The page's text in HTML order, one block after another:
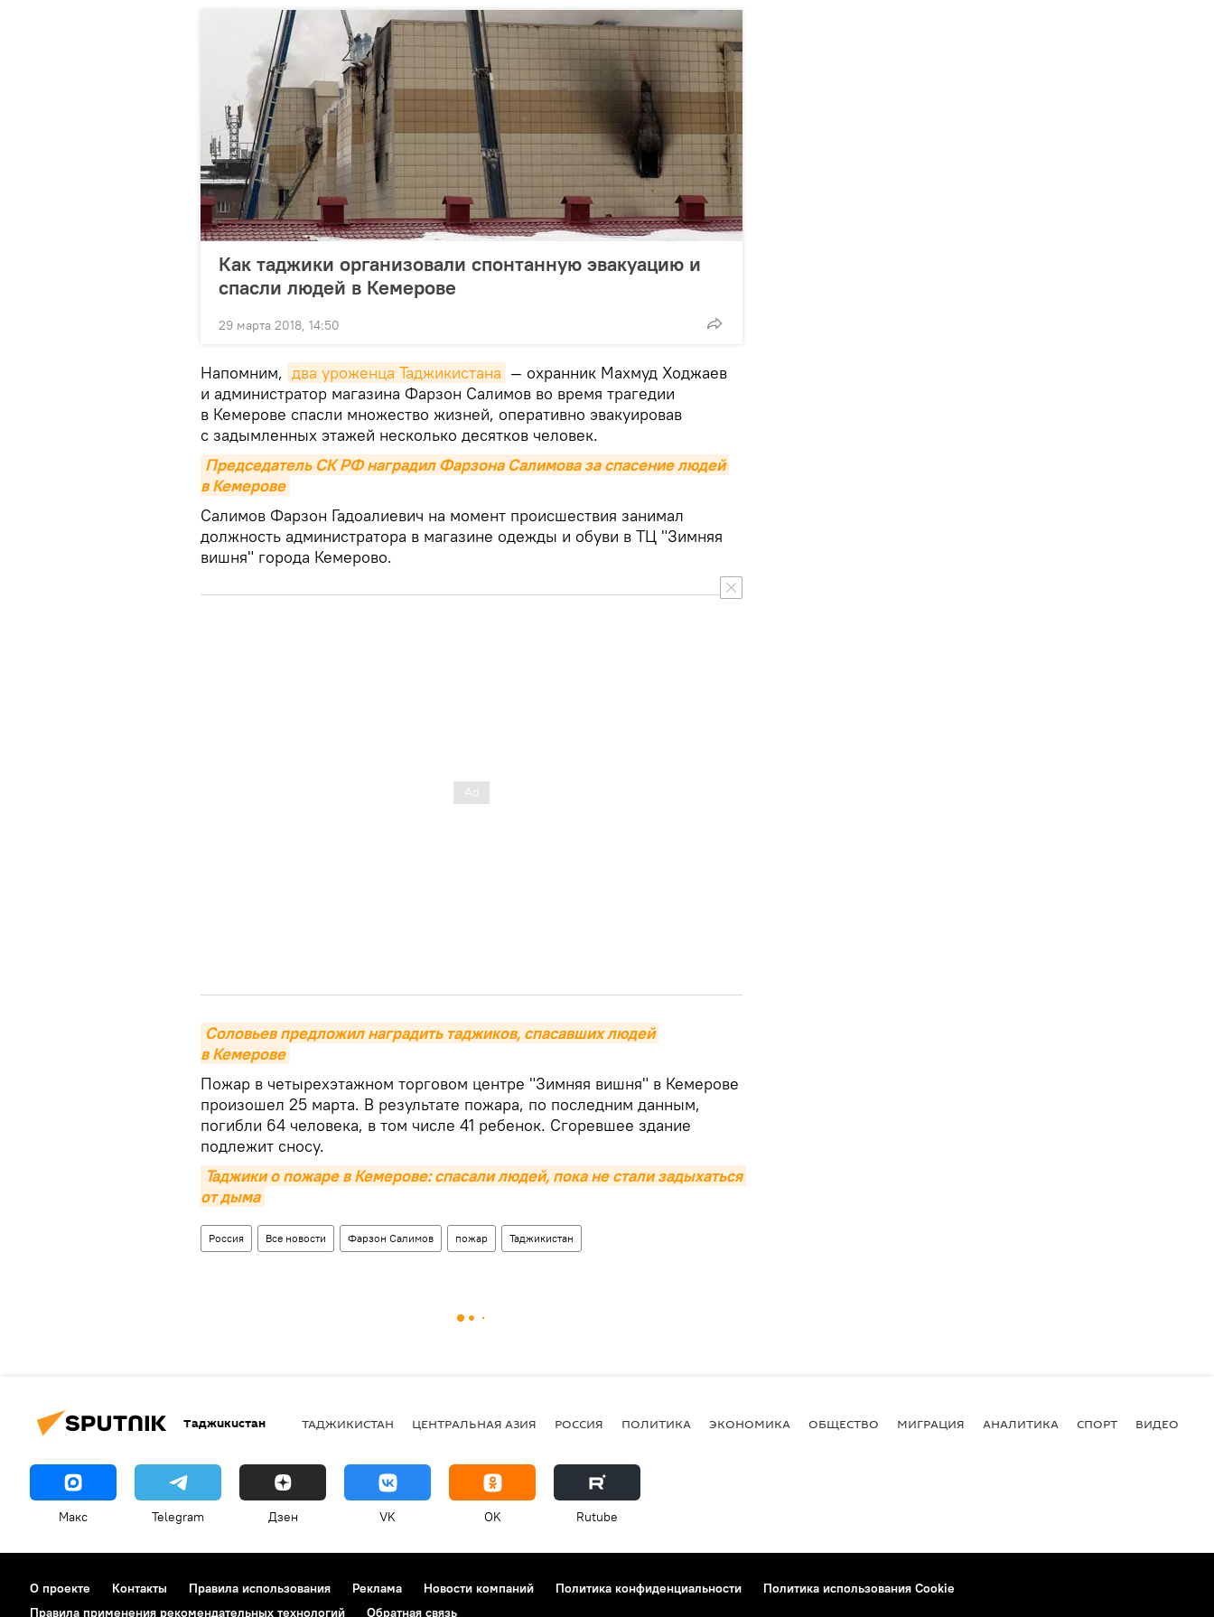
Как таджики организовали спонтанную эвакуацию и
спасли людей в Кемерове
29 марта 2018, 14:50
Напомним, два уроженца Таджикистана — охранник Махмуд Ходжаев
и администратор магазина Фарзон Салимов во время трагедии
в Кемерове спасли множество жизней, оперативно эвакуировав
с задымленных этажей несколько десятков человек.
Председатель СК РФ наградил Фарзона Салимова за спасение людей
в Кемерове
Салимов Фарзон Гадоалиевич на момент происшествия занимал
должность администратора в магазине одежды и обуви в ТЦ "Зимняя
вишня" города Кемерово.
Соловьев предложил наградить таджиков, спасавших людей
в Кемерове
Пожар в четырехэтажном торговом центре "Зимняя вишня" в Кемерове
произошел 25 марта. В результате пожара, по последним данным,
погибли 64 человека, в том числе 41 ребенок. Сгоревшее здание
подлежит сносу.
Таджики о пожаре в Кемерове: спасали людей, пока не стали задыхаться
от дыма
Россия Все новости Фарзон Салимов пожар Таджикистан
Таджикистан ТАДЖИКИСТАН ЦЕНТРАЛЬНАЯ АЗИЯ РОССИЯ ПОЛИТИКА ЭКОНОМИКА ОБЩЕСТВО МИГРАЦИЯ АНАЛИТИКА СПОРТ ВИДЕО
Макс Telegram Дзен VK OK Rutube
О проекте Контакты Правила использования Реклама Новости компаний Политика конфиденциальности
Политика использования Cookie
Правила применения рекомендательных технологий
Обратная связь